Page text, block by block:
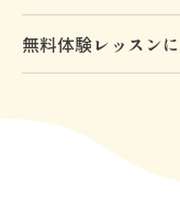
無料体験レッスン